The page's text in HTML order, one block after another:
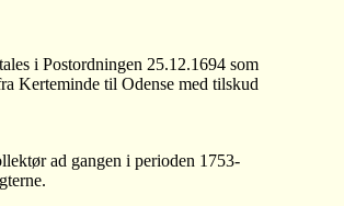
i Postordningen 25.12.1694 som
Kerteminde til Odense med tilskud
ad gangen i perioden 1753-